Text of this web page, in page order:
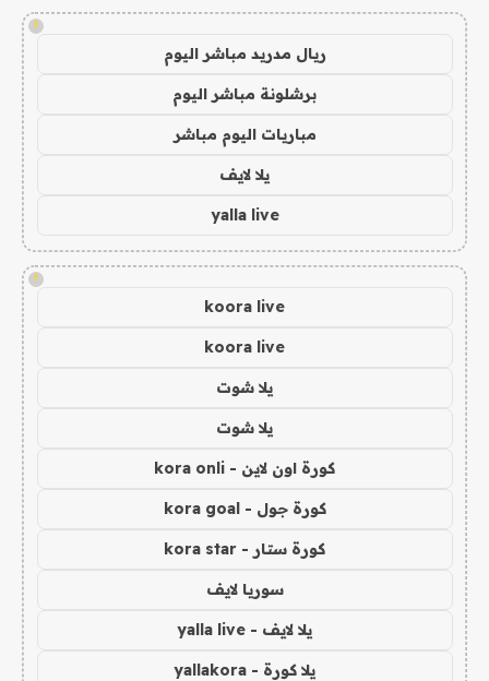
!
ريال مدريد مباشر اليوم
برشلونة مباشر اليوم
مباريات اليوم مباشر
يلا لايف
yalla live
!
koora live
koora live
يلا شوت
يلا شوت
كورة اون لاين - kora onli
كورة جول - kora goal
كورة ستار - kora star
سوريا لايف
يلا لايف - yalla live
يلا كورة - yallakora